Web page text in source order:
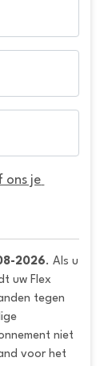
ons je
2026. Als u
uw Flex
tegen
niet
voor het